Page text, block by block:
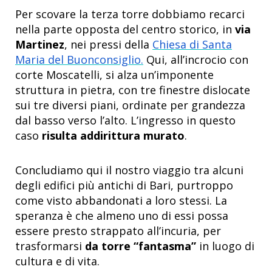
Per scovare la terza torre dobbiamo recarci
nella parte opposta del centro storico, in via
Martinez, nei pressi della Chiesa di Santa
Maria del Buonconsiglio. Qui, all’incrocio con
corte Moscatelli, si alza un’imponente
struttura in pietra, con tre finestre dislocate
sui tre diversi piani, ordinate per grandezza
dal basso verso l’alto. L’ingresso in questo
caso risulta addirittura murato.
Concludiamo qui il nostro viaggio tra alcuni
degli edifici più antichi di Bari, purtroppo
come visto abbandonati a loro stessi. La
speranza è che almeno uno di essi possa
essere presto strappato all’incuria, per
trasformarsi da torre “fantasma” in luogo di
cultura e di vita.